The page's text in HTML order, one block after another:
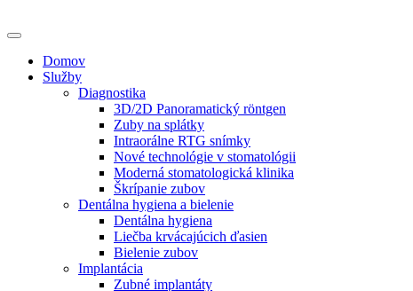
Domov
Služby
Diagnostika
3D/2D Panoramatický röntgen
Zuby na splátky
Intraorálne RTG snímky
Nové technológie v stomatológii
Moderná stomatologická klinika
Škrípanie zubov
Dentálna hygiena a bielenie
Dentálna hygiena
Liečba krvácajúcich ďasien
Bielenie zubov
Implantácia
Zubné implantáty